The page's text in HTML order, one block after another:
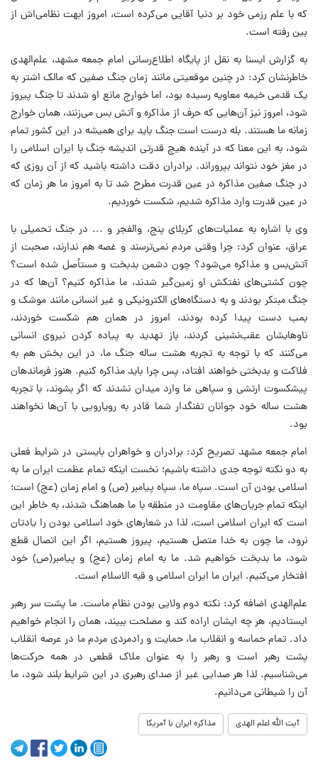
که با علم رزمی خود بر دنیا آقایی می‌کرده است، امروز ابهت نظامی‌اش از
بین رفته است.
به گزارش ایسنا به نقل از پایگاه اطلاع‌رسانی امام جمعه مشهد، علم‌الهدی
خاطرنشان کرد: در چنین موقعیتی مانند زمان جنگ صفین که مالک اشتر به
یک قدمی خیمه معاویه رسیده بود، اما خوارج مانع او شدند تا جنگ پیروز
شود، امروز نیز آن‌هایی که حرف از مذاکره و آتش بس می‌زنند، همان خوارج
زمانه ما هستند. بله درست است جنگ باید برای همیشه در این کشور تمام
شود، به این معنا که در آینده هیچ قدرتی اندیشه جنگ با ایران اسلامی را
در مغز خود نتواند بپروراند. برادران دقت داشته باشید که از آن روزی که
در جنگ صفین مذاکره در عین قدرت مطرح شد تا به امروز ما هر زمان که
در عین قدرت وارد مذاکره شدیم، شکست خوردیم.
وی با اشاره به عملیات‌های کربلای پنج، والفجر و ... در جنگ تحمیلی با
عراق، عنوان کرد: چرا وقتی مردم نمی‌ترسند و غصه هم ندارند، صحبت از
آتش‌بس و مذاکره می‌شود؟ چون دشمن بدبخت و مستأصل شده است؟
چون کشتی‌های نفتکش او زمین‌گیر شدند، ما مذاکره کنیم؟ آن‌ها که در
جنگ مبتکر بودند و به دستگاه‌های الکترونیکی و غیر انسانی مانند موشک و
بمب دست پیدا کرده بودند، امروز در همان هم شکست خوردند،
ناوهایشان عقب‌نشینی کردند، باز تهدید به پیاده کردن نیروی انسانی
می‌کنند که با توجه به تجربه هشت ساله جنگ ما، در این بخش هم به
فلاکت و بدبختی خواهند افتاد، پس چرا باید مذاکره کنیم. هنوز فرماندهان
پیشکسوت ارتشی و سپاهی ما وارد میدان نشدند که اگر بشوند، با تجربه
هشت ساله خود جوانان تفنگدار شما قادر به رویارویی با آن‌ها نخواهند
بود.
امام جمعه مشهد تصریح کرد: برادران و خواهران بایستی در شرایط فعلی
به دو نکته توجه جدی داشته باشیم؛ نخست اینکه تمام عظمت ایران ما به
اسلامی‌ بودن آن است. سپاه ما، سپاه پیامبر (ص) و امام زمان (عج) است؛
اینکه تمام جریان‌های مقاومت در منطقه با ما هماهنگ شدند، به خاطر این
است که ایران اسلامی است، لذا در شعارهای خود اسلامی بودن را یادتان
نرود، ما چون به خدا متصل هستیم، پیروز هستیم، اگر این اتصال قطع
شود، ما بدبخت خواهیم شد. ما به امام زمان (عج) و پیامبر(ص) خود
افتخار می‌کنیم. ایران ما ایران اسلامی و قبه الاسلام است.
علم‌الهدی اضافه کرد: نکته دوم ولایی بودن نظام ماست. ما پشت سر رهبر
ایستادیم، هر چه ایشان اراده کند و مصلحت ببیند، همان را انجام خواهیم
داد. تمام حماسه و انقلاب ما، حمایت و رادمردی مردم ما در عرصه انقلاب
پشت رهبر است و رهبر را به عنوان ملاک قطعی در همه حرکت‌ها
می‌شناسیم. لذا هر صدایی غیر از صدای رهبری در این شرایط بلند شود، ما
آن را شیطانی می‌دانیم.
آیت الله اعلم الهدی مذاکره ایران با آمریکا